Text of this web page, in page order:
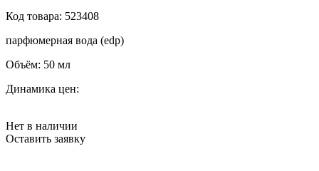
Код товара: 523408
парфюмерная вода (edp)
Объём: 50 мл
Динамика цен:
Нет в наличии
Оставить заявку